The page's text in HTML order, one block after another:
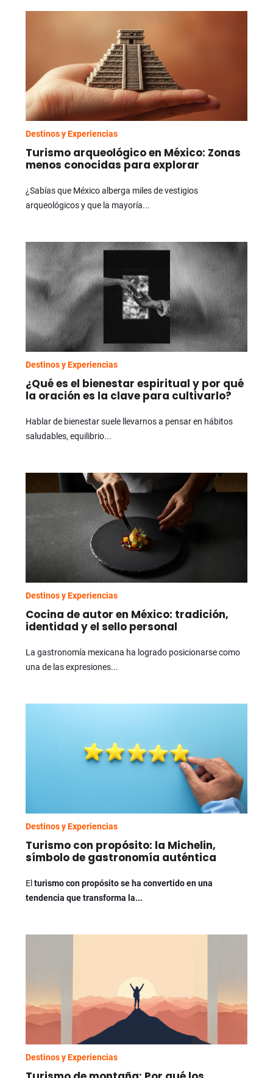
Destinos y Experiencias
Turismo arqueológico en México: Zonas
menos conocidas para explorar
¿Sabías que México alberga miles de vestigios
arqueológicos y que la mayoría...
Destinos y Experiencias
¿Qué es el bienestar espiritual y por qué
la oración es la clave para cultivarlo?
Hablar de bienestar suele llevarnos a pensar en hábitos
saludables, equilibrio...
Destinos y Experiencias
Cocina de autor en México: tradición,
identidad y el sello personal
La gastronomía mexicana ha logrado posicionarse como
una de las expresiones...
Destinos y Experiencias
Turismo con propósito: la Michelin,
símbolo de gastronomía auténtica
Elturismo con propósito se ha convertido en una
tendencia que transforma la...
Destinos y Experiencias